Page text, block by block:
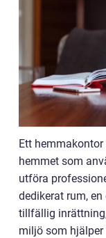
Ett
hemmet som
utföra
dedikerat rum,
tillfällig
miljö som hjälper